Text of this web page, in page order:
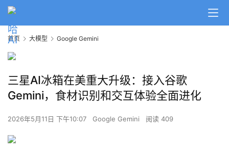
首页 大模型 Google Gemini
三星AI冰箱在美重大升级：接入谷歌
Gemini，食材识别和交互体验全面进化
2026年5月11日 下午10:07 Google Gemini 阅读 409